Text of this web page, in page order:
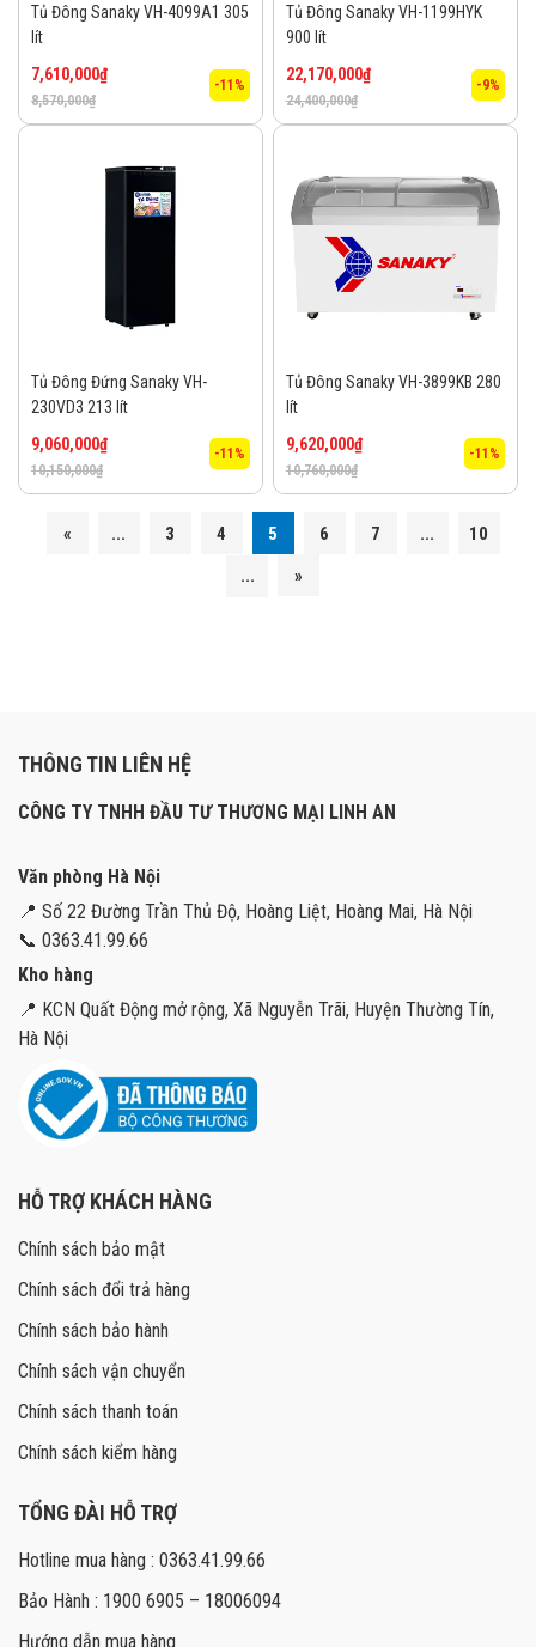
Tủ Đông Sanaky VH-4099A1 305
lít
8,570,000₫
7,610,000₫
-11%
Tủ Đông Sanaky VH-1199HYK
900 lít
24,400,000₫
22,170,000₫
-9%
Tủ Đông Đứng Sanaky VH-
230VD3 213 lít
10,150,000₫
9,060,000₫
-11%
Tủ Đông Sanaky VH-3899KB 280
lít
10,760,000₫
9,620,000₫
-11%
« ... 3 4 5 6 7 ...
10
...
»
THÔNG TIN LIÊN HỆ
CÔNG TY TNHH ĐẦU TƯ THƯƠNG MẠI LINH AN
Văn phòng Hà Nội
📍 Số 22 Đường Trần Thủ Độ, Hoàng Liệt, Hoàng Mai, Hà Nội
📞 0363.41.99.66
Kho hàng
📍 KCN Quất Động mở rộng, Xã Nguyễn Trãi, Huyện Thường Tín,
Hà Nội
HỖ TRỢ KHÁCH HÀNG
Chính sách bảo mật
Chính sách đổi trả hàng
Chính sách bảo hành
Chính sách vận chuyển
Chính sách thanh toán
Chính sách kiểm hàng
TỔNG ĐÀI HỖ TRỢ
Hotline mua hàng : 0363.41.99.66
Bảo Hành : 1900 6905 – 18006094
Hướng dẫn mua hàng